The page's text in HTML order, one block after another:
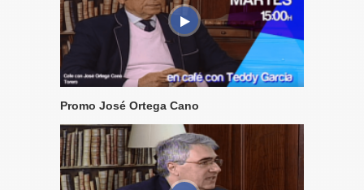
Promo José Ortega Cano